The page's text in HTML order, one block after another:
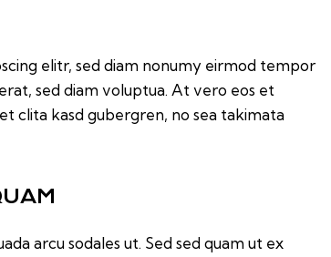
elitr, sed diam nonumy eirmod tempor
sed diam voluptua. At vero eos et
clita kasd gubergren, no sea takimata
arcu sodales ut. Sed sed quam ut ex